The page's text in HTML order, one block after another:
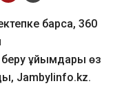
барса, 360
беру ұйымдары өз
Jambylinfo.kz.